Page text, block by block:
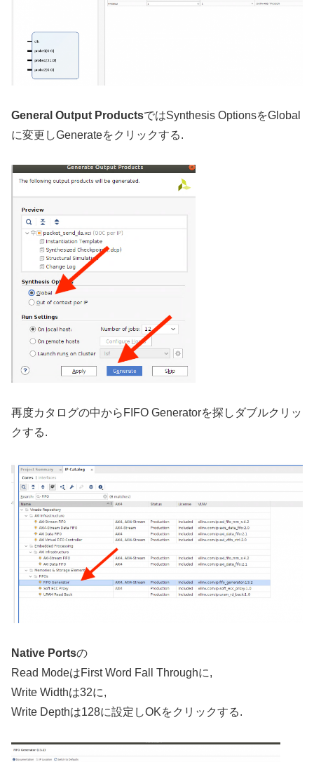
General Output ProductsではSynthesis OptionsをGlobal
に変更しGenerateをクリックする.
再度カタログの中からFIFO Generatorを探しダブルクリッ
クする.
Native Portsの
Read ModeはFirst Word Fall Throughに,
Write Widthは32に,
Write Depthは128に設定しOKをクリックする.